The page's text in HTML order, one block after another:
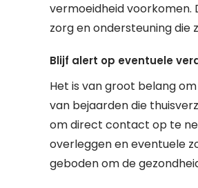
vermoeidheid voorkomen.
zorg en ondersteuning die
Blijf alert op eventuele
Het is van groot belang
van bejaarden die
om direct contact op te
overleggen en eventuele
geboden om de